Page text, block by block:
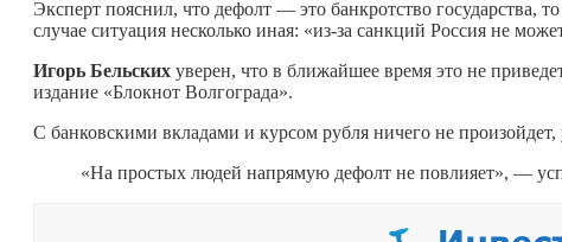
Эксперт пояснил, что дефолт — это банкротство государства,
случае ситуация несколько иная: «из-за санкций Россия не
Игорь Бельских уверен, что в ближайшее время это не
издание «Блокнот Волгограда».
С банковскими вкладами и курсом рубля ничего не произойдет,
«На простых людей напрямую дефолт не повлияет», —